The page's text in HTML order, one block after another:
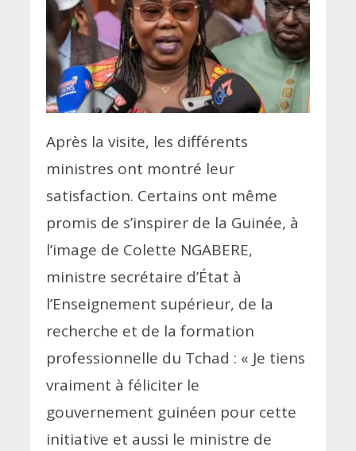
Après la visite, les différents
ministres ont montré leur
satisfaction. Certains ont même
promis de s’inspirer de la Guinée, à
l’image de Colette NGABERE,
ministre secrétaire d’État à
l’Enseignement supérieur, de la
recherche et de la formation
professionnelle du Tchad : « Je tiens
vraiment à féliciter le
gouvernement guinéen pour cette
initiative et aussi le ministre de